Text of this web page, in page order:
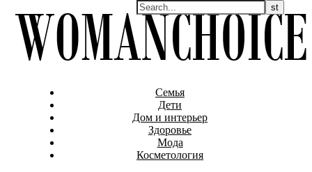
Семья
Дети
Дом и интерьер
Здоровье
Мода
Косметология